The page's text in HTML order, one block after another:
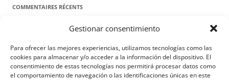
Gestionar consentimiento
Para ofrecer las mejores experiencias, utilizamos tecnologías como las
cookies para almacenar y/o acceder a la información del dispositivo. El
consentimiento de estas tecnologías nos permitirá procesar datos como
el comportamiento de navegación o las identificaciones únicas en este
COMMENTAIRES RÉCENTS
Proyecto Amor ConyugaldansContre toute attente. Commentaire
pour les époux : Luc 12, 8-12
Manuel MirallesdansContre toute attente. Commentaire pour les
époux : Luc 12, 8-12